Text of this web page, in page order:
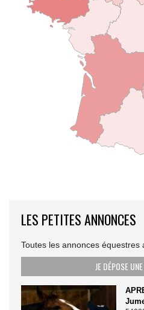
LES PETITES ANNONCES
Toutes les annonces équestres
JE DÉPOSE